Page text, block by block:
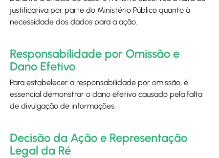
justificativa por parte do Ministério Público quanto à
necessidade dos dados para a ação.
Responsabilidade por Omissão e
Dano Efetivo
Para estabelecer a responsabilidade por omissão, é
essencial demonstrar o dano efetivo causado pela falta
de divulgação de informações.
Decisão da Ação e Representação
Legal da Ré